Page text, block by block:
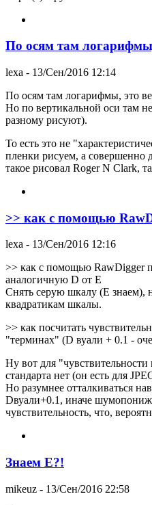
По осям там
lexa - 13/Сен/2016 12:14
По осям там логарифмы, это
Но по вертикальной оси там
разному рисуют).
То есть это не
пленки рисуем, а совершенно
такое рисовал Roger N Clark,
>> как с помощью
lexa - 13/Сен/2016 12:16
>> как с помощью RawDigger
аналогичную D от E
Снять серую шкалу (E знаем),
квадратикам шкалы.
>> как посчитать
"терминах" (D вуали + 0.1 -
Ну вот для
стандарта нет (он есть для
Но разумнее отталкиваться
Dвуали+0.1, иначе
чувствительность, что,
Знаем Е?!
mikeuz - 13/Сен/2016 22:58